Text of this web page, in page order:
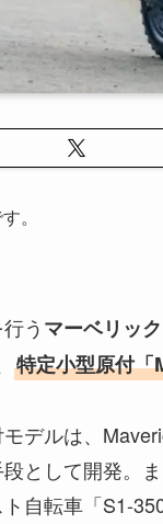
。
うマーベリッ
特定小型原付
デルは、
として開発。
自転車「S1-